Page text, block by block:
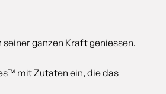
ganzen Kraft geniessen.
mit Zutaten ein, die das